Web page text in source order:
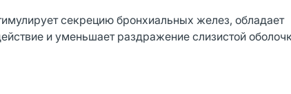
секрецию бронхиальных желез, обладает
и уменьшает раздражение слизистой